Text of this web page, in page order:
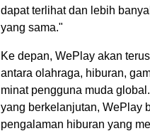
dapat terlihat dan lebih
yang sama."
Ke depan, WePlay akan
antara olahraga, hiburan,
minat pengguna muda
yang berkelanjutan, WePlay
pengalaman hiburan yang